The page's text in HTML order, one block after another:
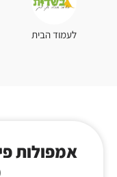
לעמוד הבית
אמפולות